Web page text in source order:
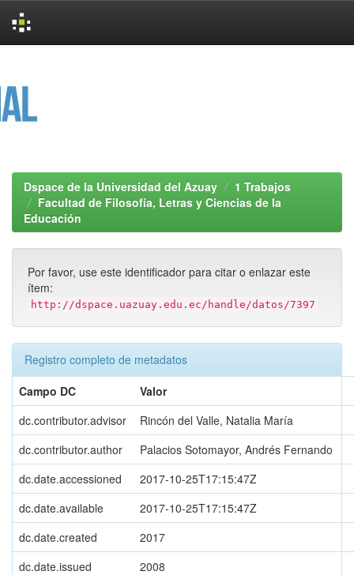
Dspace de la Universidad del Azuay
1 Trabajos
Facultad de Filosofía, Letras y Ciencias de la
Educación
Por favor, use este identificador para citar o enlazar este
ítem:
http://dspace.uazuay.edu.ec/handle/datos/7397
Registro completo de metadatos
Campo DC
Valor
dc.contributor.advisor
Rincón del Valle, Natalia María
dc.contributor.author
Palacios Sotomayor, Andrés Fernando
dc.date.accessioned
2017-10-25T17:15:47Z
dc.date.available
2017-10-25T17:15:47Z
dc.date.created
2017
dc.date.issued
2008